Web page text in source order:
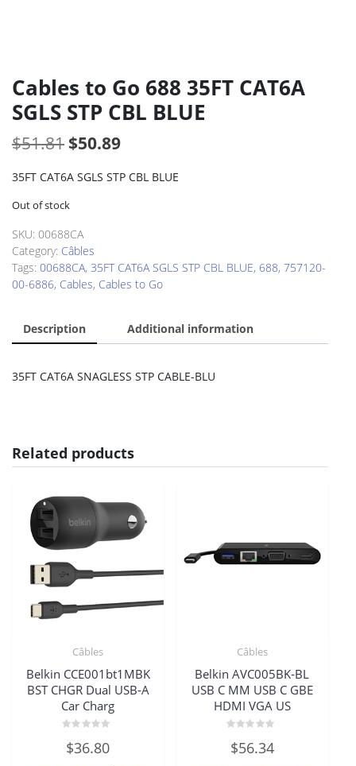
Cables to Go 688 35FT CAT6A
SGLS STP CBL BLUE
$51.81 Original
$51.81.
$50.89Current
35FT CAT6A SGLS STP CBL BLUE
Out of stock
SKU: 00688CA
Category: Câbles
Tags: 00688CA, 35FT CAT6A SGLS STP CBL BLUE, 688, 757120-
00-6886, Cables, Cables to Go
Description Additional information
35FT CAT6A SNAGLESS STP CABLE-BLU
Related products
Câbles
Belkin CCE001bt1MBK
BST CHGR Dual USB-A
Car Charg
0
out
$36.80
Câbles
Belkin AVC005BK-BL
USB C MM USB C GBE
HDMI VGA US
0
out
$56.34